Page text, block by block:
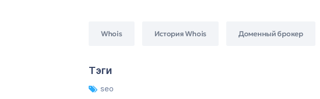
Whois История Whois Доменный брокер
Тэги
seo